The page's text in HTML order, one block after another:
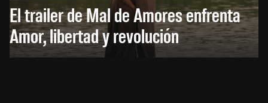
El trailer de Mal de Amores enfrenta
Amor, libertad y revolución